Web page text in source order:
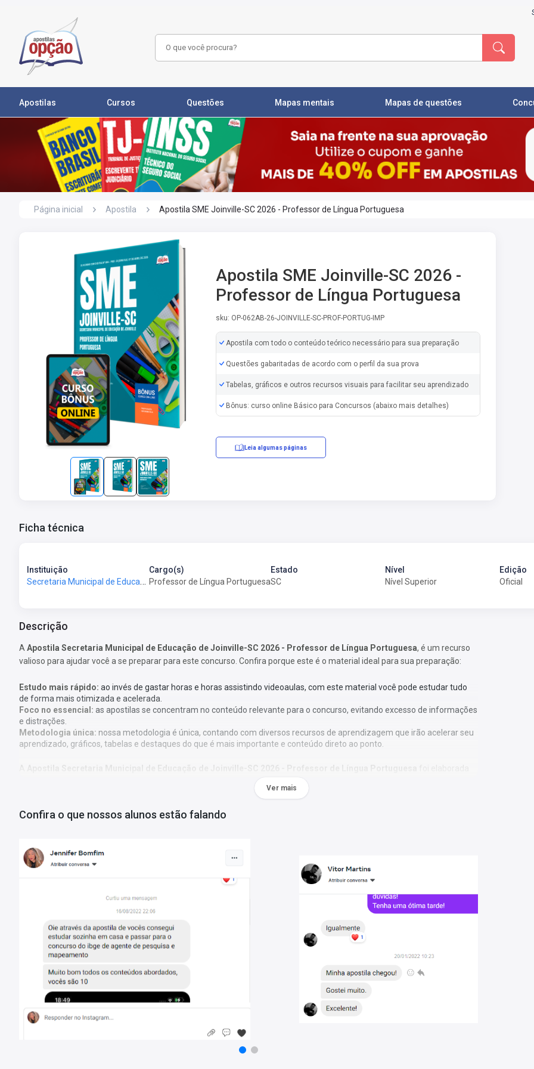
Apostilas Cursos Questões Mapas mentais Mapas de questões
Página inicial Apostila Apostila SME Joinville-SC 2026 - Professor de Língua Portuguesa
Apostila SME Joinville-SC 2026 -
Professor de Língua Portuguesa
sku: OP-062AB-26-JOINVILLE-SC-PROF-PORTUG-IMP
Apostila com todo o conteúdo teórico necessário para sua preparação
Questões gabaritadas de acordo com o perfil da sua prova
Tabelas, gráficos e outros recursos visuais para facilitar seu aprendizado
Bônus: curso online Básico para Concursos (abaixo mais detalhes)
Leia algumas páginas
Ficha técnica
Instituição
Secretaria Municipal de Educação de Joinville-SC - SME Joinville-SC
Cargo(s)
Professor de Língua Portuguesa
Estado
SC
Nível
Nível Superior
Edição
Oficial
Descrição
A Apostila Secretaria Municipal de Educação de Joinville-SC 2026 - Professor de Língua Portuguesa, é um recurso
valioso para ajudar você a se preparar para este concurso. Confira porque este é o material ideal para sua preparação:
Estudo mais rápido: ao invés de gastar horas e horas assistindo videoaulas, com este material você pode estudar tudo
de forma mais otimizada e acelerada.
Foco no essencial: as apostilas se concentram no conteúdo relevante para o concurso, evitando excesso de informações
e distrações.
Metodologia única: nossa metodologia é única, contando com diversos recursos de aprendizagem que irão acelerar seu
aprendizado, gráficos, tabelas e destaques do que é mais importante e conteúdo direto ao ponto.
Atenção:As apostilas não seguem, obrigatoriamente, a bibliografia indicada no edital. Os conteúdos são tratados com
O que você vai receber:
Apostila com toda a teoria necessária para uma preparação eficiente;
Exercícios com gabarito, alinhados ao perfil da prova, para reforçar o aprendizado;
Tabelas, gráficos e outros elementos visuais para facilitar a compreensão dos tópicos mais complexos;
Acesso ao Curso Online Básico para Concursos (detalhes abaixo), para complementar sua preparação.
Bônus: o que você recebe no curso Básico para Concursos
Com este curso você aprenderá o essencial para estudar com qualidade e aproveitar ao máximo este material. São
Matérias da Apostila:
Língua Portuguesa
Matemática
Didática
Ver mais
Confira o que nossos alunos estão falando